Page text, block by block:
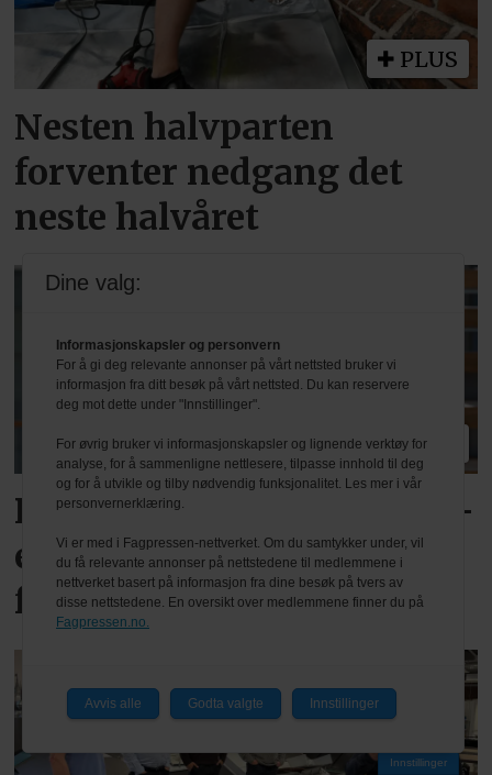
PLUS
Nesten halvparten
forventer nedgang det
neste halvåret
PLUS
Reagerer på varslede TEK-
endringer: – Kan svekke
fag og kvalitet
Innstillinger
Dine valg:
Informasjonskapsler og personvern
For å gi deg relevante annonser på vårt nettsted bruker vi
informasjon fra ditt besøk på vårt nettsted. Du kan reservere
deg mot dette under "Innstillinger".
For øvrig bruker vi informasjonskapsler og lignende verktøy for
analyse, for å sammenligne nettlesere, tilpasse innhold til deg
og for å utvikle og tilby nødvendig funksjonalitet. Les mer i vår
personvernerklæring.
Vi er med i Fagpressen-nettverket. Om du samtykker under, vil
du få relevante annonser på nettstedene til medlemmene i
nettverket basert på informasjon fra dine besøk på tvers av
disse nettstedene. En oversikt over medlemmene finner du på
Fagpressen.no.
Avvis alle Godta valgte Innstillinger